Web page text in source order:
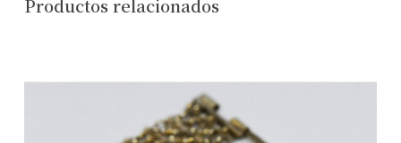
Productos relacionados